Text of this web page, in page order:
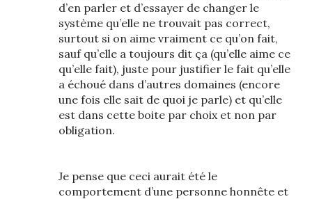
d’en parler et d’essayer de changer le
système qu’elle ne trouvait pas correct,
surtout si on aime vraiment ce qu’on fait,
sauf qu’elle a toujours dit ça (qu’elle aime ce
qu’elle fait), juste pour justifier le fait qu’elle
a échoué dans d’autres domaines (encore
une fois elle sait de quoi je parle) et qu’elle
est dans cette boite par choix et non par
obligation.
Je pense que ceci aurait été le
comportement d’une personne honnête et